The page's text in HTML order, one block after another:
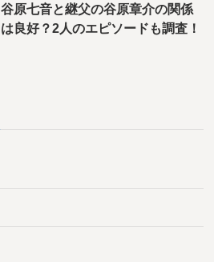
谷原七音と継父の谷原章介の関係
は良好？2人のエピソードも調査！